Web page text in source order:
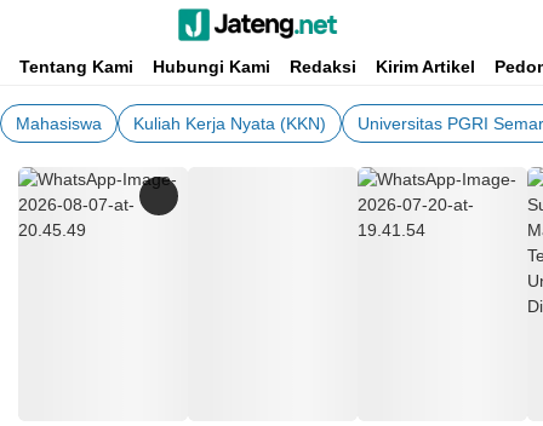
Jateng.net
Portal Media Anak Muda Jawa Tengah
Tentang Kami
Hubungi Kami Redaksi Kirim Artikel
Mahasiswa Kuliah Kerja Nyata (KKN) Universitas PGRI